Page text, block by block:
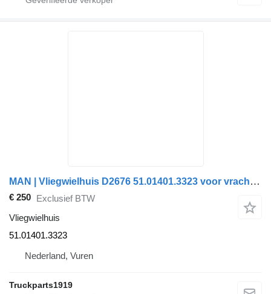
MAN | Vliegwielhuis D2676 51.01401.3323 voor vrachtwagen
€ 250 Exclusief BTW
Vliegwielhuis
51.01401.3323
Nederland, Vuren
Truckparts1919